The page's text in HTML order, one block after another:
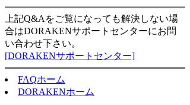
上記Q&Aをご覧になっても解決しない場
合はDORAKENサポートセンターにお問
い合わせ下さい。
[DORAKENサポートセンター]
FAQホーム
DORAKENホーム